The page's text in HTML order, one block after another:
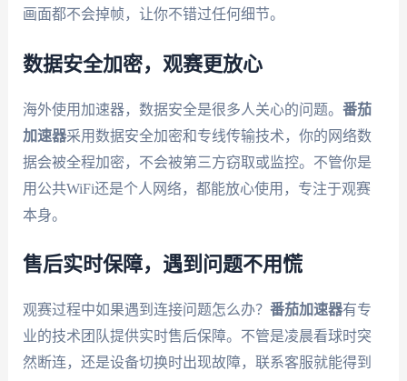
画面都不会掉帧，让你不错过任何细节。
数据安全加密，观赛更放心
海外使用加速器，数据安全是很多人关心的问题。 番茄
加速器采用数据安全加密和专线传输技术，你的网络数
据会被全程加密，不会被第三方窃取或监控。不管你是
用公共WiFi还是个人网络，都能放心使用，专注于观赛
本身。
售后实时保障，遇到问题不用慌
观赛过程中如果遇到连接问题怎么办？ 番茄加速器有专
业的技术团队提供实时售后保障。不管是凌晨看球时突
然断连，还是设备切换时出现故障，联系客服就能得到